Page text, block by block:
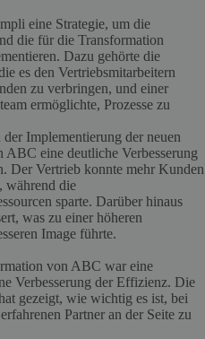
eine Strategie, um die
die für die Transformation
Dazu gehörte die
es den Vertriebsmitarbeitern
zu verbringen, und einer
ermöglichte, Prozesse zu
Implementierung der neuen
eine deutliche Verbesserung
Der Vertrieb konnte mehr Kunden
während die
sparte. Darüber hinaus
was zu einer höheren
Image führte.
von ABC war eine
Verbesserung der Effizienz. Die
gezeigt, wie wichtig es ist, bei
Partner an der Seite zu